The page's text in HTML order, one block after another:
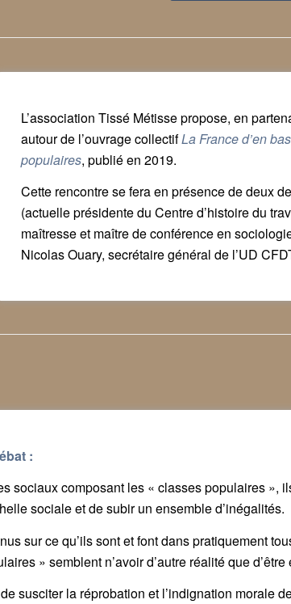
L’association Tissé Métisse propose, en
autour de l’ouvrage collectifLa France d’en
populaires, publié en 2019.
Cette rencontre se fera en présence de deux
(actuelle présidente du Centre d’histoire du
maîtresse et maître de conférence en
Nicolas Ouary, secrétaire général de l’UD
:
sociaux composant les « classes populaires »,
sociale et de subir un ensemble d’inégalités.
sur ce qu’ils sont et font dans pratiquement
» semblent n’avoir d’autre réalité que d’être
susciter la réprobation et l’indignation morale